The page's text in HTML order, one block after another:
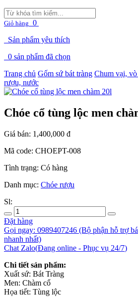
Giỏ hàng 0
Sản phẩm yêu thích
0 sản phẩm đã chọn
Trang chủ Gốm sứ bát tràng Chum vại,
rượu, nước
Chóe cổ tùng lộc men
Giá bán: 1,400,000 đ
Mã code: CHOEPT-008
Tình trạng: Có hàng
Danh mục: Chóe rượu
Sl:
Đặt hàng
Gọi ngay: 0989407246 (Bộ phận hỗ trợ
nhanh nhất)
Chat Zalo(Đang online - Phục vụ 24/7)
Chi tiết sản phẩm:
Xuất sứ: Bát Tràng
Men: Chàm cổ
Họa tiết: Tùng lộc